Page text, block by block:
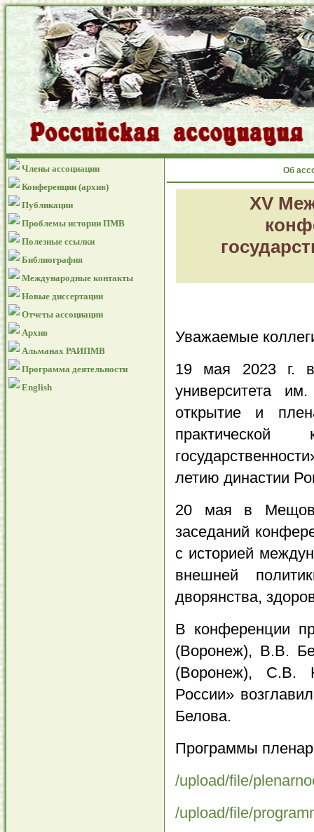
Члены ассоциации
Конференции (архив)
Публикации
Проблемы истории ПМВ
Полезные ссылки
Библиография
Международные контакты
Новые диссертации
Отчеты ассоциации
Архив
Альманах РАИПМВ
Программа деятельности
English
Об
XV
Уважаемые
19 мая 2023 г. в
университета
открытие и
летию династии
20 мая в
заседаний
с историей
внешней
дворянства,
В конференции
(Воронеж), В.В.
(Воронеж), С.В.
России»
Белова.
Программы
/upload/file/
/upload/file/